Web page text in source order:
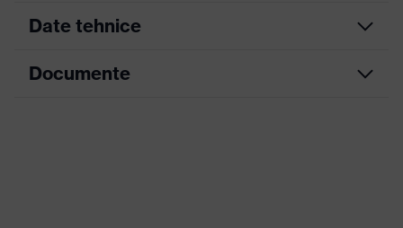
Date tehnice
Culoare
Documente